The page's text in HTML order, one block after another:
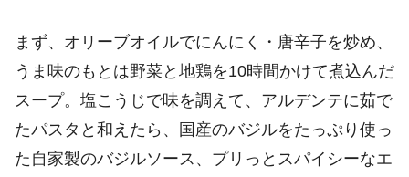
まず、オリーブオイルでにんにく・唐辛子を炒め、
うま味のもとは野菜と地鶏を10時間かけて煮込んだ
スープ。塩こうじで味を調えて、アルデンテに茹で
たパスタと和えたら、国産のバジルをたっぷり使っ
た自家製のバジルソース、プリっとスパイシーなエ